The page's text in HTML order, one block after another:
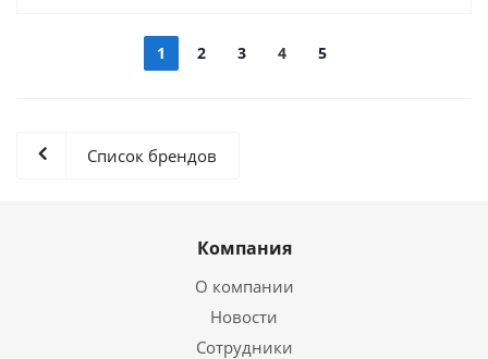
1 2 3 4 5
Список брендов
Компания
О компании
Новости
Сотрудники